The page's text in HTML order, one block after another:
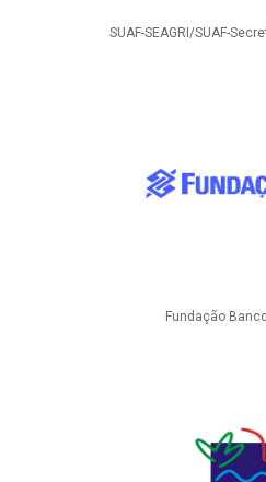
SUAF-SEAGRI/SUAF-
Fundação